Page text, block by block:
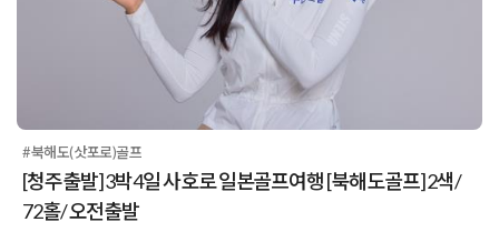
#북해도(삿포로)골프
[청주출발] 3박4일 사호로 일본골프여행 [북해도골프] 2색/
72홀/ 오전출발